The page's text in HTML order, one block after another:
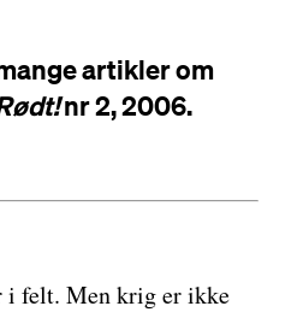
artikler om
nr 2, 2006.
i felt. Men krig er ikke